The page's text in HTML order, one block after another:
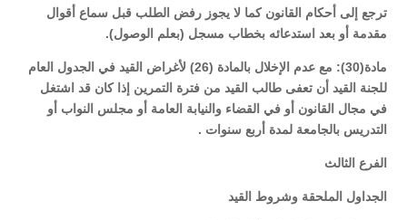
ترجع إلى أحكام القانون كما لا يجوز رفض الطلب قبل سماع أقوال
مقدمة أو بعد استدعائه بخطاب مسجل (بعلم الوصول).
مادة(30): مع عدم الإخلال بالمادة (26) لأغراض القيد في الجدول العام
للجنة القيد أن تعفى طالب القيد من فترة التمرين إذا كان قد اشتغل
في مجال القانون أو في القضاء والنيابة العامة أو مجلس النواب أو
التدريس بالجامعة لمدة أربع سنوات .
الفرع الثالث
الجداول الملحقة وشروط القيد